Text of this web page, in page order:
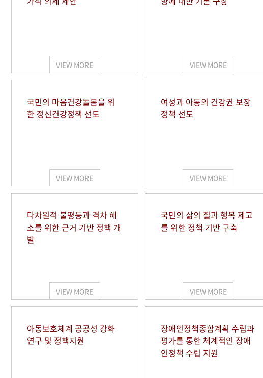
VIEW MORE VIEW MORE
국민의 마음건강돌봄을 위
한 정신건강정책 선도
VIEW MORE
여성과 아동의 건강권 보장
정책 선도
VIEW MORE
다차원적 불평등과 격차 해
소를 위한 근거 기반 정책 개
발
VIEW MORE
국민의 삶의 질과 행복 제고
를 위한 정책 기반 구축
VIEW MORE
아동보호체계 공공성 강화
연구 및 정책지원
장애인정책종합계획 수립과
평가를 통한 체계적인 장애
인정책 수립 지원